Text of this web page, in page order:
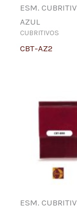
ESM.
AZUL
CUBRITIVOS
CBT-AZ2
ESM.